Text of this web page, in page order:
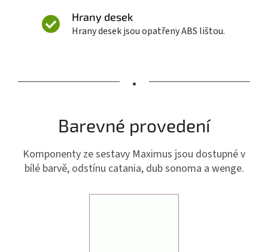
Hrany desek
Hrany desek jsou opatřeny ABS lištou.
•
Barevné provedení
Komponenty ze sestavy Maximus jsou dostupné v
bílé barvě, odstínu catania, dub sonoma a wenge.